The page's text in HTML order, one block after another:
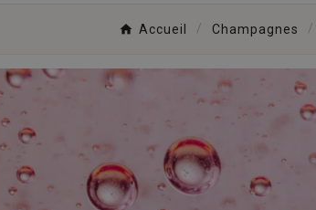
Accueil Champagnes